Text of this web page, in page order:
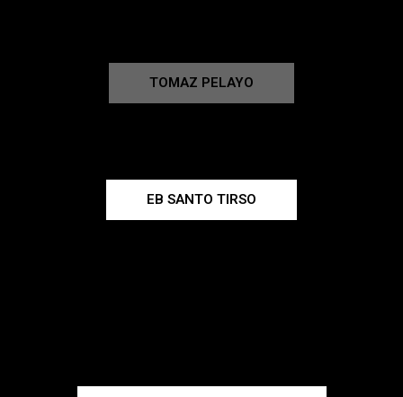
TOMAZ PELAYO
EB SANTO TIRSO